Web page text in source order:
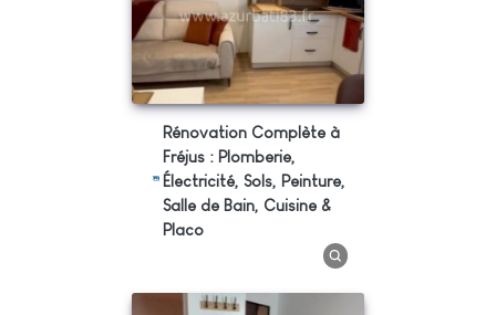
Rénovation Complète à
Fréjus : Plomberie,
Électricité, Sols, Peinture,
Salle de Bain, Cuisine &
Placo